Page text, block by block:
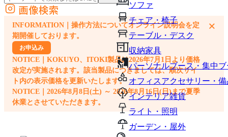
ソファ
チェア・椅子
テーブル・デスク
収納家具
パーソナルブース・集中
オフィスアクセサリー・備
インテリア雑貨
ライト・照明
ガーデン・屋外
外部サイトの商品をカートに追加
他のサイトで見つけた商品ページのURLを貼り付けて、カートに追加できます
画像検索
INFORMATION｜操作方法についてオンライン説明会を定
期開催しております。
お申込み
NOTICE｜KOKUYO、ITOKI製品は2026年7月1日より価格
改定が実施されます。該当製品につきましては、順次サイ
ト内の表示価格を更新いたします。
NOTICE｜2026年8月8日(土) ～ 2026年8月16日(日)まで夏季
休業とさせていただきます。
×